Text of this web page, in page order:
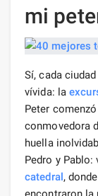
mi
Sí, cada
vívida: la
Peter
conmovedora
huella
Pedro y
catedral,